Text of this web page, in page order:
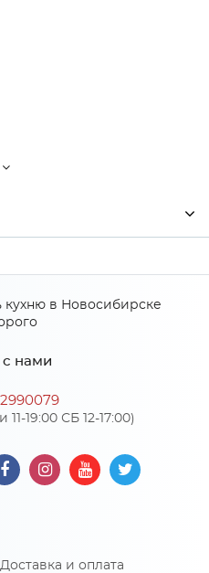
Дуб крафт белый/Графит
с нами
19:00 СБ 12-17:00)
Доставка и оплата